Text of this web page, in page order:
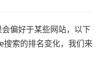
偏好于某些网站，以下
索的排名变化，我们来